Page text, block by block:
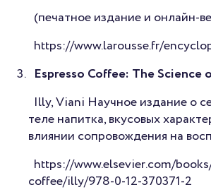
(печатное издание и онлайн-
https://www.larousse.fr/
Espresso Coffee: The Science
Illy, Viani Научное издание о
теле напитка, вкусовых
влиянии сопровождения на
https://www.elsevier.com/
coffee/illy/978-0-12-370371-2